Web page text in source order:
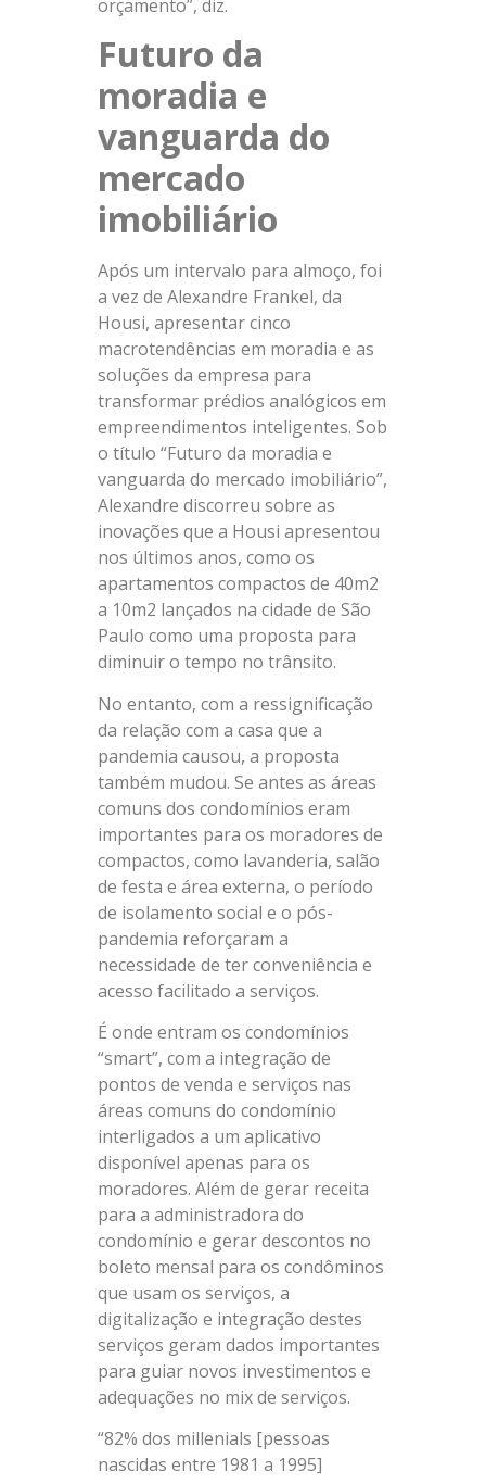
orçamento”, diz.
Futuro da
moradia e
vanguarda do
mercado
imobiliário
Após um intervalo para almoço, foi
a vez de Alexandre Frankel, da
Housi, apresentar cinco
macrotendências em moradia e as
soluções da empresa para
transformar prédios analógicos em
empreendimentos inteligentes. Sob
o título “Futuro da moradia e
vanguarda do mercado imobiliário”,
Alexandre discorreu sobre as
inovações que a Housi apresentou
nos últimos anos, como os
apartamentos compactos de 40m2
a 10m2 lançados na cidade de São
Paulo como uma proposta para
diminuir o tempo no trânsito.
No entanto, com a ressignificação
da relação com a casa que a
pandemia causou, a proposta
também mudou. Se antes as áreas
comuns dos condomínios eram
importantes para os moradores de
compactos, como lavanderia, salão
de festa e área externa, o período
de isolamento social e o pós-
pandemia reforçaram a
necessidade de ter conveniência e
acesso facilitado a serviços.
É onde entram os condomínios
“smart”, com a integração de
pontos de venda e serviços nas
áreas comuns do condomínio
interligados a um aplicativo
disponível apenas para os
moradores. Além de gerar receita
para a administradora do
condomínio e gerar descontos no
boleto mensal para os condôminos
que usam os serviços, a
digitalização e integração destes
serviços geram dados importantes
para guiar novos investimentos e
adequações no mix de serviços.
“82% dos millenials [pessoas
nascidas entre 1981 a 1995]